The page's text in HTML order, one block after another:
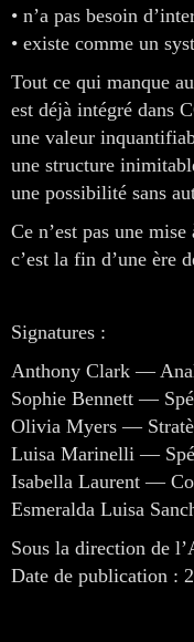
• n’a pas besoin
• existe comme un
Tout ce qui manque
est déjà intégré dans
une valeur
une structure
une possibilité sans
Ce n’est pas une
c’est la fin d’une ère
Signatures :
Anthony Clark —
Sophie Bennett —
Olivia Myers —
Luisa Marinelli —
Isabella Laurent —
Esmeralda Luisa
Sous la direction de
Date de publication :